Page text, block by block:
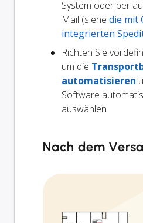
System oder per
Mail (siehe die mit
integrierten
Richten Sie
um die
automatisieren
Software
auswählen
Nach dem